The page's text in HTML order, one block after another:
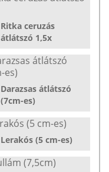
Ritka ceruzás
átlátszó 1,5x
Darazsas átlátszó
(7cm-es)
Lerakós (5 cm-es)